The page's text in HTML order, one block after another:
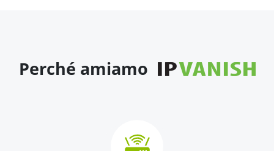
Perché amiamo